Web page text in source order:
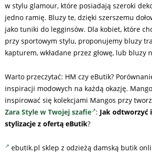
w stylu glamour, które posiadają szeroki
jedno ramię. Bluzy te, dzięki szerszemu
jako tuniki do legginsów. Dla kobiet, które
przy sportowym stylu, proponujemy bluzy
kapturem, wkładane przez głowę, lub bluzy
Warto przeczytać: HM czy eButik?
inspiracji modowych na każdą okazję.
inspirować się kolekcjami Mangos przy
Zara Style w Twojej szafie : Jak odtworzyć
stylizacje z ofertą eButik?
ebutik.pl sklep z odzieżą damską butik